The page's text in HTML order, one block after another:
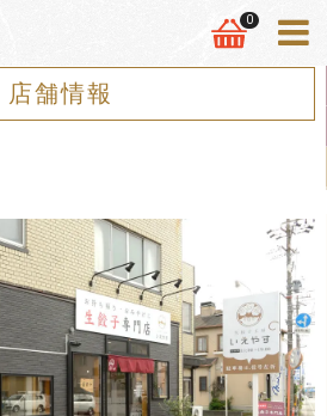
0
店舗情報